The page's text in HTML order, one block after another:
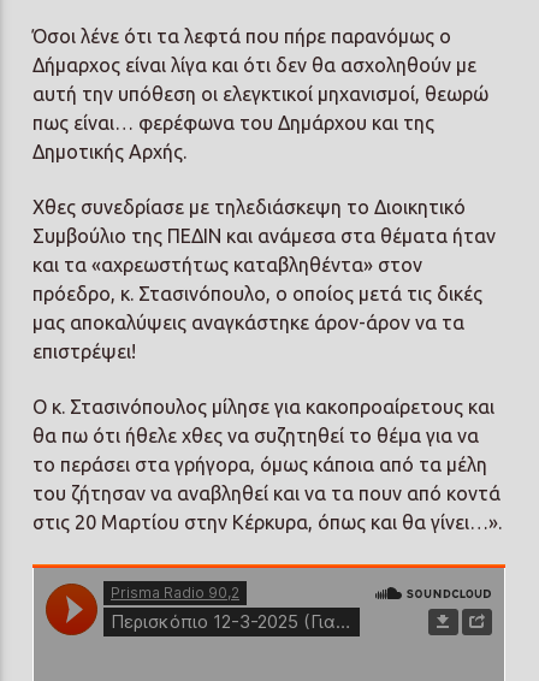
Όσοι λένε ότι τα λεφτά που πήρε παρανόμως ο
Δήμαρχος είναι λίγα και ότι δεν θα ασχοληθούν με
αυτή την υπόθεση οι ελεγκτικοί μηχανισμοί, θεωρώ
πως είναι… φερέφωνα του Δημάρχου και της
Δημοτικής Αρχής.
Χθες συνεδρίασε με τηλεδιάσκεψη το Διοικητικό
Συμβούλιο της ΠΕΔΙΝ και ανάμεσα στα θέματα ήταν
και τα «αχρεωστήτως καταβληθέντα» στον
πρόεδρο, κ. Στασινόπουλο, ο οποίος μετά τις δικές
μας αποκαλύψεις αναγκάστηκε άρον-άρον να τα
επιστρέψει!
Ο κ. Στασινόπουλος μίλησε για κακοπροαίρετους και
θα πω ότι ήθελε χθες να συζητηθεί το θέμα για να
το περάσει στα γρήγορα, όμως κάποια από τα μέλη
του ζήτησαν να αναβληθεί και να τα πουν από κοντά
στις 20 Μαρτίου στην Κέρκυρα, όπως και θα γίνει…».